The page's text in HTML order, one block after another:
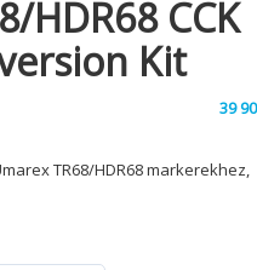
HDR68 CCK
Kit
39
TR68/HDR68 markerekhez,